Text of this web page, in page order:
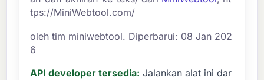
tps://MiniWebtool.com/
oleh tim miniwebtool. Diperbarui: 08 Jan 202
6
API developer tersedia: Jalankan alat ini dar